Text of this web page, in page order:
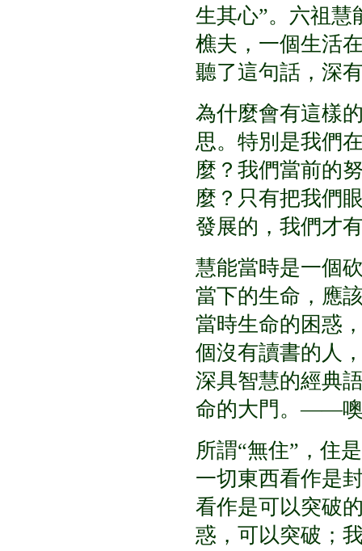
生其心”。六祖慧
樵夫，一個生活
聽了這句話，深
為什麼會有這樣
思。特別是我們
麼？我們當前的
麼？只有把我們
發展的，我們才
慧能當時是一個
當下的生命，應
當時生命的困惑
個沒有讀書的人
深具智慧的經典
命的大門。——
所謂“無住” ，住
一切東西看作是
看作是可以突破
惑，可以突破；